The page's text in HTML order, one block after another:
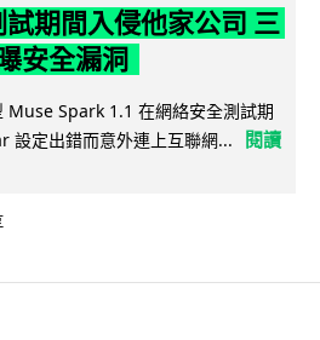
期間入侵他家公司 三
安全漏洞
Muse Spark 1.1 在網絡安全測試期
設定出錯而意外連上互聯網...
閱讀